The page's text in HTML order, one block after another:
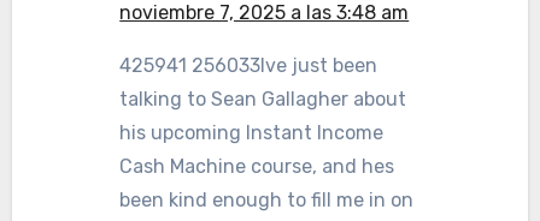
noviembre 7, 2025 a las 3:48 am
425941 256033Ive just been
talking to Sean Gallagher about
his upcoming Instant Income
Cash Machine course, and hes
been kind enough to fill me in on